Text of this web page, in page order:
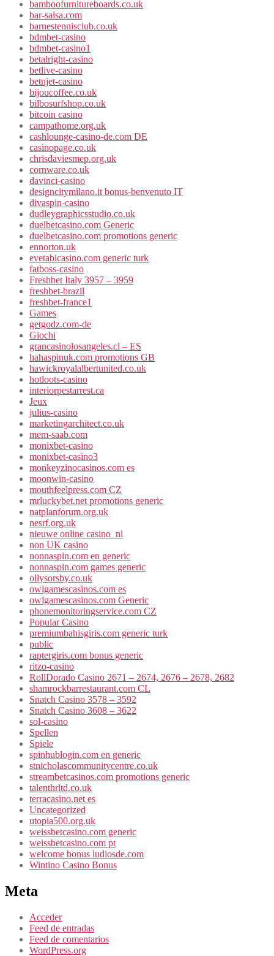
bamboofurnitureboards.co.uk
bar-salsa.com
barnestennisclub.co.uk
bdmbet-casino
bdmbet-casino1
betalright-casino
betlive-casino
betnjet-casino
bijoucoffee.co.uk
bilbosurfshop.co.uk
bitcoin casino
campathome.org.uk
cashlounge-casino-de.com DE
casinopage.co.uk
chrisdaviesmep.org.uk
cornware.co.uk
davinci-casino
designcitymilano.it bonus-benvenuto IT
divaspin-casino
dudleygraphicsstudio.co.uk
duelbetcasino.com Generic
duelbetcasino.com promotions generic
ennorton.uk
evetabicasino.com generic turk
fatboss-casino
Freshbet Italy 3957 – 3959
freshbet-brazil
freshbet-france1
Games
getgodz.com-de
Giochi
grancasinolosangeles.cl – ES
hahaspinuk.com promotions GB
hawickroyalalbertunited.co.uk
hotloots-casino
interiorpestarrest.ca
Jeux
julius-casino
marketingarchitect.co.uk
mem-saab.com
monixbet-casino
monixbet-casino3
monkeyzinocasinos.com es
moonwin-casino
mouthfeelpress.com CZ
mrluckybet.net promotions generic
natplanforum.org.uk
nesrf.org.uk
nieuwe online casino_nl
non UK casino
nonnaspin.com en generic
nonnaspin.com games generic
ollysorsby.co.uk
owlgamescasinos.com es
owlgamescasinos.com Generic
phonemonitoringservice.com CZ
Popular Casino
premiumbahisgiris.com generic turk
public
raptergiris.com bonus generic
ritzo-casino
RollDorado Casino 2671 – 2674, 2676 – 2678, 2682
shamrockbarrestaurant.com CL
Snatch Casino 3578 – 3592
Snatch Casino 3608 – 3622
sol-casino
Spellen
Spiele
spinhublogin.com en generic
stnicholascommunitycentre.co.uk
streambetcasinos.com promotions generic
talenthrltd.co.uk
terracasino.net es
Uncategorized
utopia500.org.uk
weissbetcasino.com generic
weissbetcasino.com pt
welcome bonus ludiosde.com
Wintino Casino Bonus
Meta
Acceder
Feed de entradas
Feed de comentarios
WordPress.org